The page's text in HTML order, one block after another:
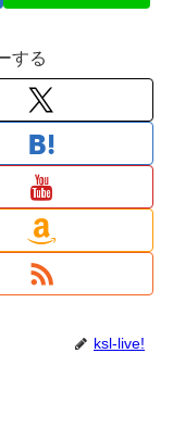
する
ksl-live!